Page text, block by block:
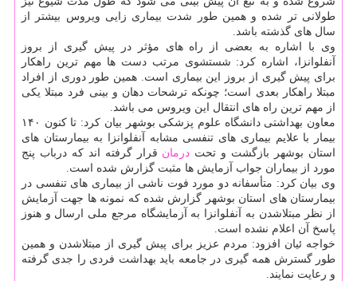
طولانی تر شده و همین طور شدت بیماری زایی ویروس بیشتر از
سال های گذشته باشد.
وی با اشاره به بعضی از راه های مؤثر در پیش گیری از بروز
آنفلوانزا، اشاره كرد: شستشوی مرتب دست ها مهم ترین راهكار
برای پیش گیری از بروز این بیماری است. همین طور دوری از افراد
مبتلا راهكار بعدی است؛ چونكه ترشحات دهان و بینی فرد مبتلا یكی
از مهم ترین راه های انتقال این ویروس می باشد.
معاون بهداشتی دانشگاه علوم پزشكی بوشهر بیان كرد: تا كنون ۱۴۰
بیمار با علایم بیماری های تنفسی مشابه آنفلوانزا به بیمارستان های
استان بوشهر بازگشت و تحت درمان قرار گرفته اند كه درباب پنج
مورد از بیماران جواب آزمایش ها مثبت گزارش شده است.
وی بیان كرد: متأسفانه دو مورد فوت ناشی از بیماری های تنفسی در
بیمارستان های استان بوشهر گزارش شده كه نمونه ها جهت آزمایش
از نظر مبتلاشدن به آنفلوانزا به آزمایشگاه مرجع ملی ارسال و هنوز
پاسخ آن اعلام نشده است.
خواجه ئیان افزود: مردم عزیز برای پیش گیری از مبتلاشدن و همین
طور گسترش همه گیری در جامعه باید بهداشت فردی را جدی گرفته
و رعایت نمایند.